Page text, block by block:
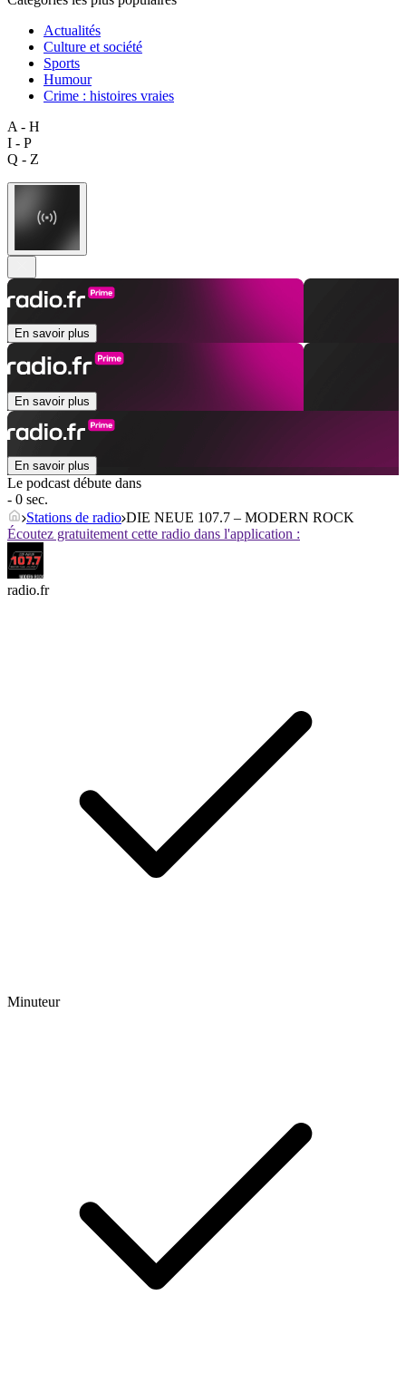
Actualités
Culture et société
Sports
Humour
Crime : histoires vraies
A - H
I - P
Q - Z
En savoir plus
En savoir plus
En savoir plus
Le podcast débute dans
- 0 sec.
Stations de radio DIE NEUE 107.7 – MODERN ROCK
Écoutez gratuitement cette radio dans l'application :
radio.fr
Minuteur